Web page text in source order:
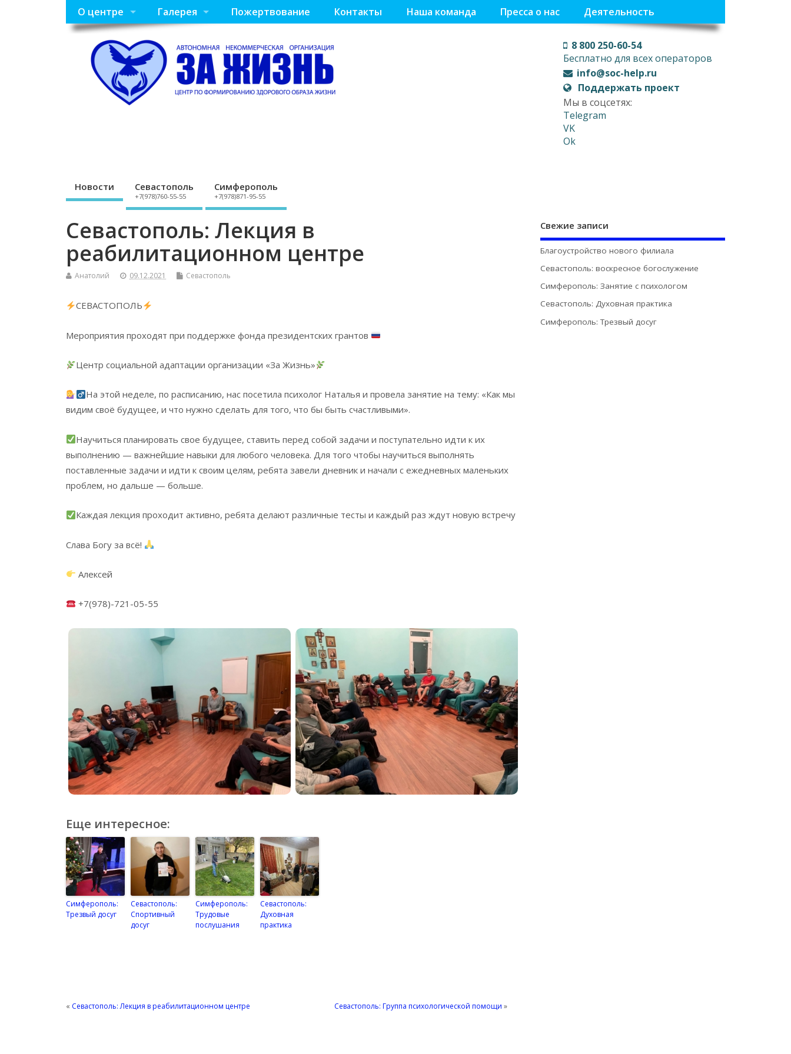
О центре Галерея Пожертвование Контакты Наша команда Пресса о нас Деятельность
8 800 250-60-54
Бесплатно для всех операторов
info@soc-help.ru
Поддержать проект
Мы в соцсетях:
Telegram
VK
Ok
Новости Севастополь
+7(978)760-55-55
Симферополь
+7(978)871-95-55
Севастополь: Лекция в
реабилитационном центре
Анатолий 09.12.2021 Севастополь
СЕВАСТОПОЛЬ
Мероприятия проходят при поддержке фонда президентских грантов
Центр социальной адаптации организации «За Жизнь»
На этой неделе, по расписанию, нас посетила психолог Наталья и провела занятие на тему: «Как мы
видим своё будущее, и что нужно сделать для того, что бы быть счастливыми».
Научиться планировать свое будущее, ставить перед собой задачи и поступательно идти к их
выполнению — важнейшие навыки для любого человека. Для того чтобы научиться выполнять
поставленные задачи и идти к своим целям, ребята завели дневник и начали с ежедневных маленьких
проблем, но дальше — больше.
Каждая лекция проходит активно, ребята делают различные тесты и каждый раз ждут новую встречу
Слава Богу за всё!
Алексей
+7(978)-721-05-55
Еще интересное:
Симферополь:
Трезвый досуг
Севастополь:
Спортивный
досуг
Симферополь:
Трудовые
послушания
Севастополь:
Духовная
практика
« Севастополь: Лекция в реабилитационном центре Севастополь: Группа психологической помощи »
Свежие записи
Благоустройство нового филиала
Севастополь: воскресное богослужение
Симферополь: Занятие с психологом
Севастополь: Духовная практика
Симферополь: Трезвый досуг